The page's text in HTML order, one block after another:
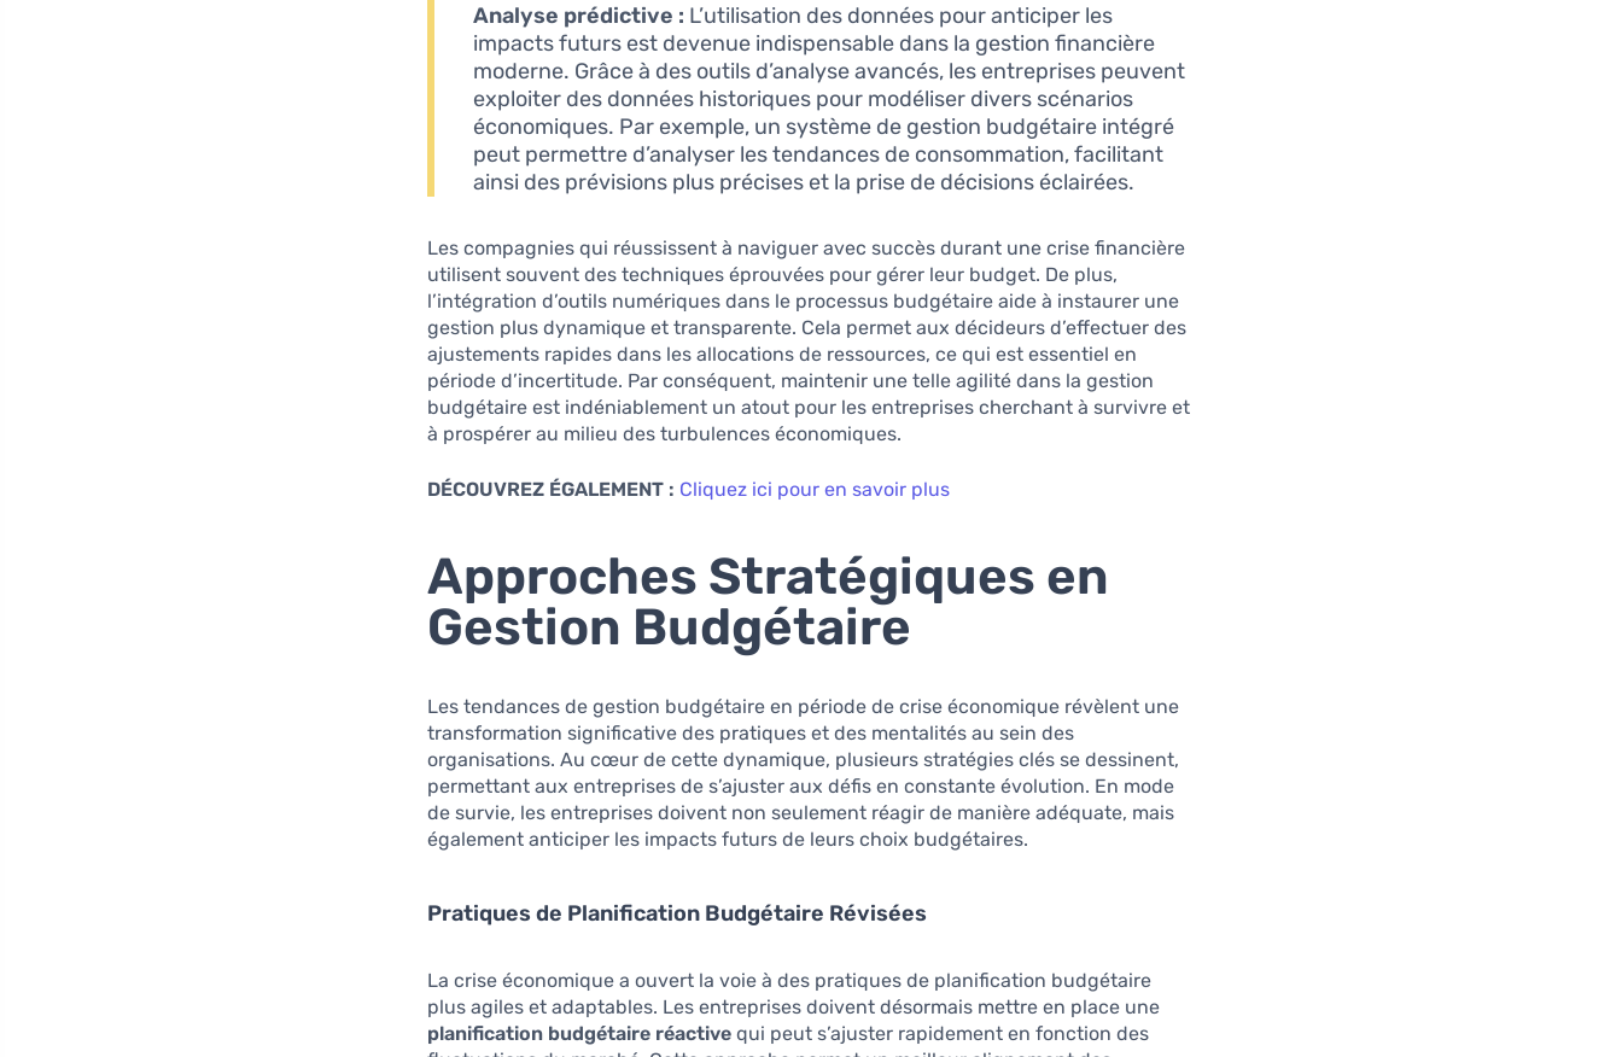
Analyse prédictive : L’utilisation des données pour anticiper les
impacts futurs est devenue indispensable dans la gestion financière
moderne. Grâce à des outils d’analyse avancés, les entreprises peuvent
exploiter des données historiques pour modéliser divers scénarios
économiques. Par exemple, un système de gestion budgétaire intégré
peut permettre d’analyser les tendances de consommation, facilitant
ainsi des prévisions plus précises et la prise de décisions éclairées.
Les compagnies qui réussissent à naviguer avec succès durant une crise financière
utilisent souvent des techniques éprouvées pour gérer leur budget. De plus,
l’intégration d’outils numériques dans le processus budgétaire aide à instaurer une
gestion plus dynamique et transparente. Cela permet aux décideurs d’effectuer des
ajustements rapides dans les allocations de ressources, ce qui est essentiel en
période d’incertitude. Par conséquent, maintenir une telle agilité dans la gestion
budgétaire est indéniablement un atout pour les entreprises cherchant à survivre et
à prospérer au milieu des turbulences économiques.
DÉCOUVREZ ÉGALEMENT : Cliquez ici pour en savoir plus
Approches Stratégiques en
Gestion Budgétaire
Les tendances de gestion budgétaire en période de crise économique révèlent une
transformation significative des pratiques et des mentalités au sein des
organisations. Au cœur de cette dynamique, plusieurs stratégies clés se dessinent,
permettant aux entreprises de s’ajuster aux défis en constante évolution. En mode
de survie, les entreprises doivent non seulement réagir de manière adéquate, mais
également anticiper les impacts futurs de leurs choix budgétaires.
Pratiques de Planification Budgétaire Révisées
La crise économique a ouvert la voie à des pratiques de planification budgétaire
plus agiles et adaptables. Les entreprises doivent désormais mettre en place une
planification budgétaire réactive qui peut s’ajuster rapidement en fonction des